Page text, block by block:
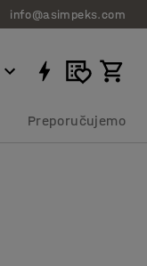
info@asimpeks.com
Preporučujemo